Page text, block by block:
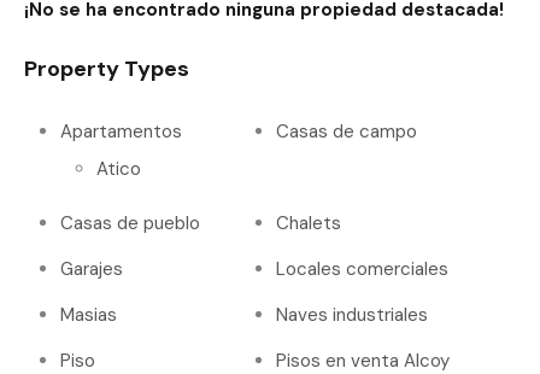
¡No se ha encontrado ninguna propiedad destacada!
Property Types
Apartamentos
Atico
Casas de campo
Casas de pueblo
Chalets
Garajes
Locales comerciales
Masias
Naves industriales
Piso
Pisos en venta Alcoy